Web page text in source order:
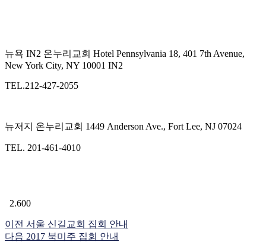
뉴욕 IN2 온누리교회 Hotel Pennsylvania 18, 401 7th Avenue,
New York City, NY 10001 IN2
TEL.212-427-2055
뉴저지 온누리교회 1449 Anderson Ave., Fort Lee, NJ 07024
TEL. 201-461-4010
2.600
이전 서울 신길교회 집회 안내
다음 2017 북미주 집회 안내